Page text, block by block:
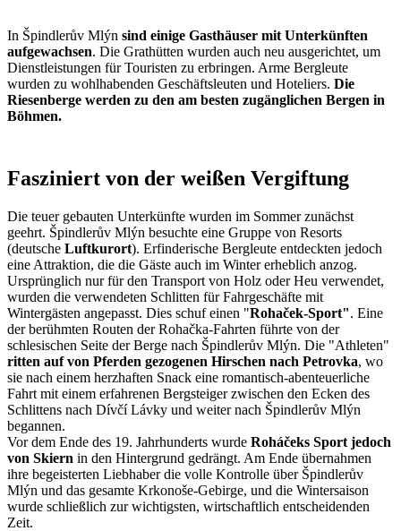
In Špindlerův Mlýn sind einige Gasthäuser mit Unterkünften
aufgewachsen. Die Grathütten wurden auch neu ausgerichtet, um
Dienstleistungen für Touristen zu erbringen. Arme Bergleute
wurden zu wohlhabenden Geschäftsleuten und Hoteliers. Die
Riesenberge werden zu den am besten zugänglichen Bergen in
Böhmen.
Fasziniert von der weißen Vergiftung
Die teuer gebauten Unterkünfte wurden im Sommer zunächst
geehrt. Špindlerův Mlýn besuchte eine Gruppe von Resorts
(deutsche Luftkurort). Erfinderische Bergleute entdeckten jedoch
eine Attraktion, die die Gäste auch im Winter erheblich anzog.
Ursprünglich nur für den Transport von Holz oder Heu verwendet,
wurden die verwendeten Schlitten für Fahrgeschäfte mit
Wintergästen angepasst. Dies schuf einen "Rohaček-Sport". Eine
der berühmten Routen der Rohačka-Fahrten führte von der
schlesischen Seite der Berge nach Špindlerův Mlýn. Die "Athleten"
ritten auf von Pferden gezogenen Hirschen nach Petrovka, wo
sie nach einem herzhaften Snack eine romantisch-abenteuerliche
Fahrt mit einem erfahrenen Bergsteiger zwischen den Ecken des
Schlittens nach Dívčí Lávky und weiter nach Špindlerův Mlýn
begannen.
Vor dem Ende des 19. Jahrhunderts wurde Roháčeks Sport jedoch
von Skiern in den Hintergrund gedrängt. Am Ende übernahmen
ihre begeisterten Liebhaber die volle Kontrolle über Špindlerův
Mlýn und das gesamte Krkonoše-Gebirge, und die Wintersaison
wurde schließlich zur wichtigsten, wirtschaftlich entscheidenden
Zeit.